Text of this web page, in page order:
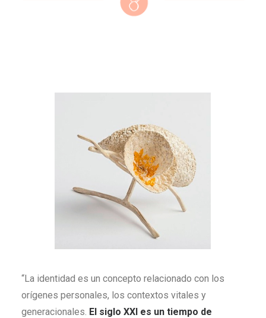
“La identidad es un concepto relacionado con los
orígenes personales, los contextos vitales y
generacionales. El siglo XXI es un tiempo de